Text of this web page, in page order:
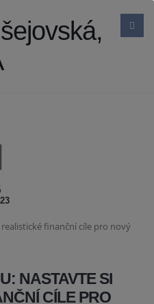
NASTAVTE SI
CÍLE PRO